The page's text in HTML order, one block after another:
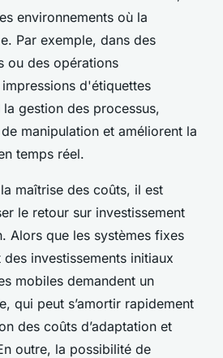
environnements où la
Par exemple, dans des
ou des opérations
d'étiquettes
gestion des processus,
manipulation et améliorent la
temps réel.
maîtrise des coûts, il est
le retour sur investissement
Alors que les systèmes fixes
investissements initiaux
mobiles demandent un
qui peut s’amortir rapidement
des coûts d’adaptation et
outre, la possibilité de